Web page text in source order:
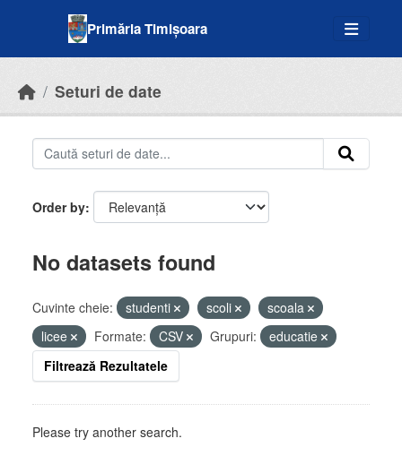
Primăria Timișoara
Seturi de date
Order by
No datasets found
Cuvinte cheie: studenti scoli
scoala
licee
Formate: CSV Grupuri:
educatie
Filtrează Rezultatele
Please try another search.